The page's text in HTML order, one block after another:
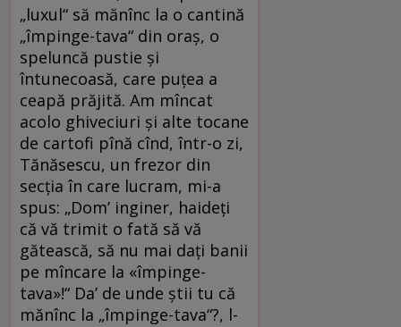
„luxul“ să mănînc la o cantină
„împinge-tava“ din oraş, o
speluncă pustie şi
întunecoasă, care puţea a
ceapă prăjită. Am mîncat
acolo ghiveciuri şi alte tocane
de cartofi pînă cînd, într-o zi,
Tănăsescu, un frezor din
secţia în care lucram, mi-a
spus: „Dom’ inginer, haideţi
că vă trimit o fată să vă
gătească, să nu mai daţi banii
pe mîncare la «împinge-
tava»!“ Da’ de unde ştii tu că
mănînc la „împinge-tava“?, l-